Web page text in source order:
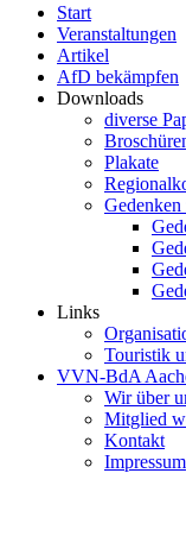
Start
Veranstaltungen
Artikel
AfD bekämpfen
Downloads
diverse
Plakate
Links
Touristik
VVN-BdA
Wir über
Mitglied
Kontakt
Impressum